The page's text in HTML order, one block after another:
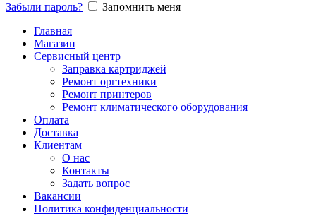
Забыли пароль?
Запомнить меня
Главная
Магазин
Сервисный центр
Заправка картриджей
Ремонт оргтехники
Ремонт принтеров
Ремонт климатического оборудования
Оплата
Доставка
Клиентам
О нас
Контакты
Задать вопрос
Вакансии
Политика конфиденциальности